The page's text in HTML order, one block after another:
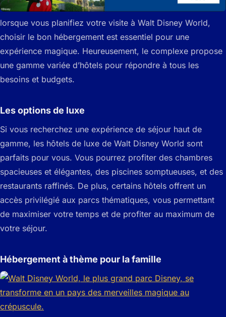
lorsque vous planifiez votre visite à Walt Disney World,
choisir le bon hébergement est essentiel pour une
expérience magique. Heureusement, le complexe propose
une gamme variée d’hôtels pour répondre à tous les
besoins et budgets.
Les options de luxe
Si vous recherchez une expérience de séjour haut de
gamme, les hôtels de luxe de Walt Disney World sont
parfaits pour vous. Vous pourrez profiter des chambres
spacieuses et élégantes, des piscines somptueuses, et des
restaurants raffinés. De plus, certains hôtels offrent un
accès privilégié aux parcs thématiques, vous permettant
de maximiser votre temps et de profiter au maximum de
votre séjour.
Hébergement à thème pour la famille